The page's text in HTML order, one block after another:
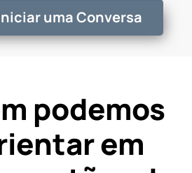
uma Conversa
podemos
em